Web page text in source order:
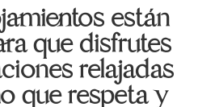
están
que disfrutes
relajadas
que respeta y